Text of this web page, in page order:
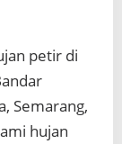
petir di
Semarang,
hujan